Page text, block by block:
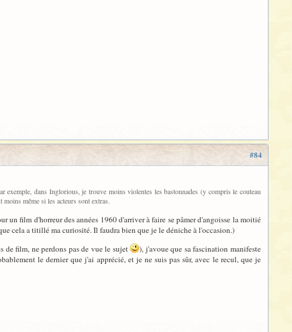
#84
exemple, dans Inglorious, je trouve moins violentes les bastonnades (y compris le couteau
même si les acteurs sont extras.
un film d'horreur des années 1960 d'arriver à faire se pâmer d'angoisse la moitié
cela a titillé ma curiosité. Il faudra bien que je le déniche à l'occasion.)
de film, ne perdons pas de vue le sujet
), j'avoue que sa fascination manifeste
le dernier que j'ai apprécié, et je ne suis pas sûr, avec le recul, que je